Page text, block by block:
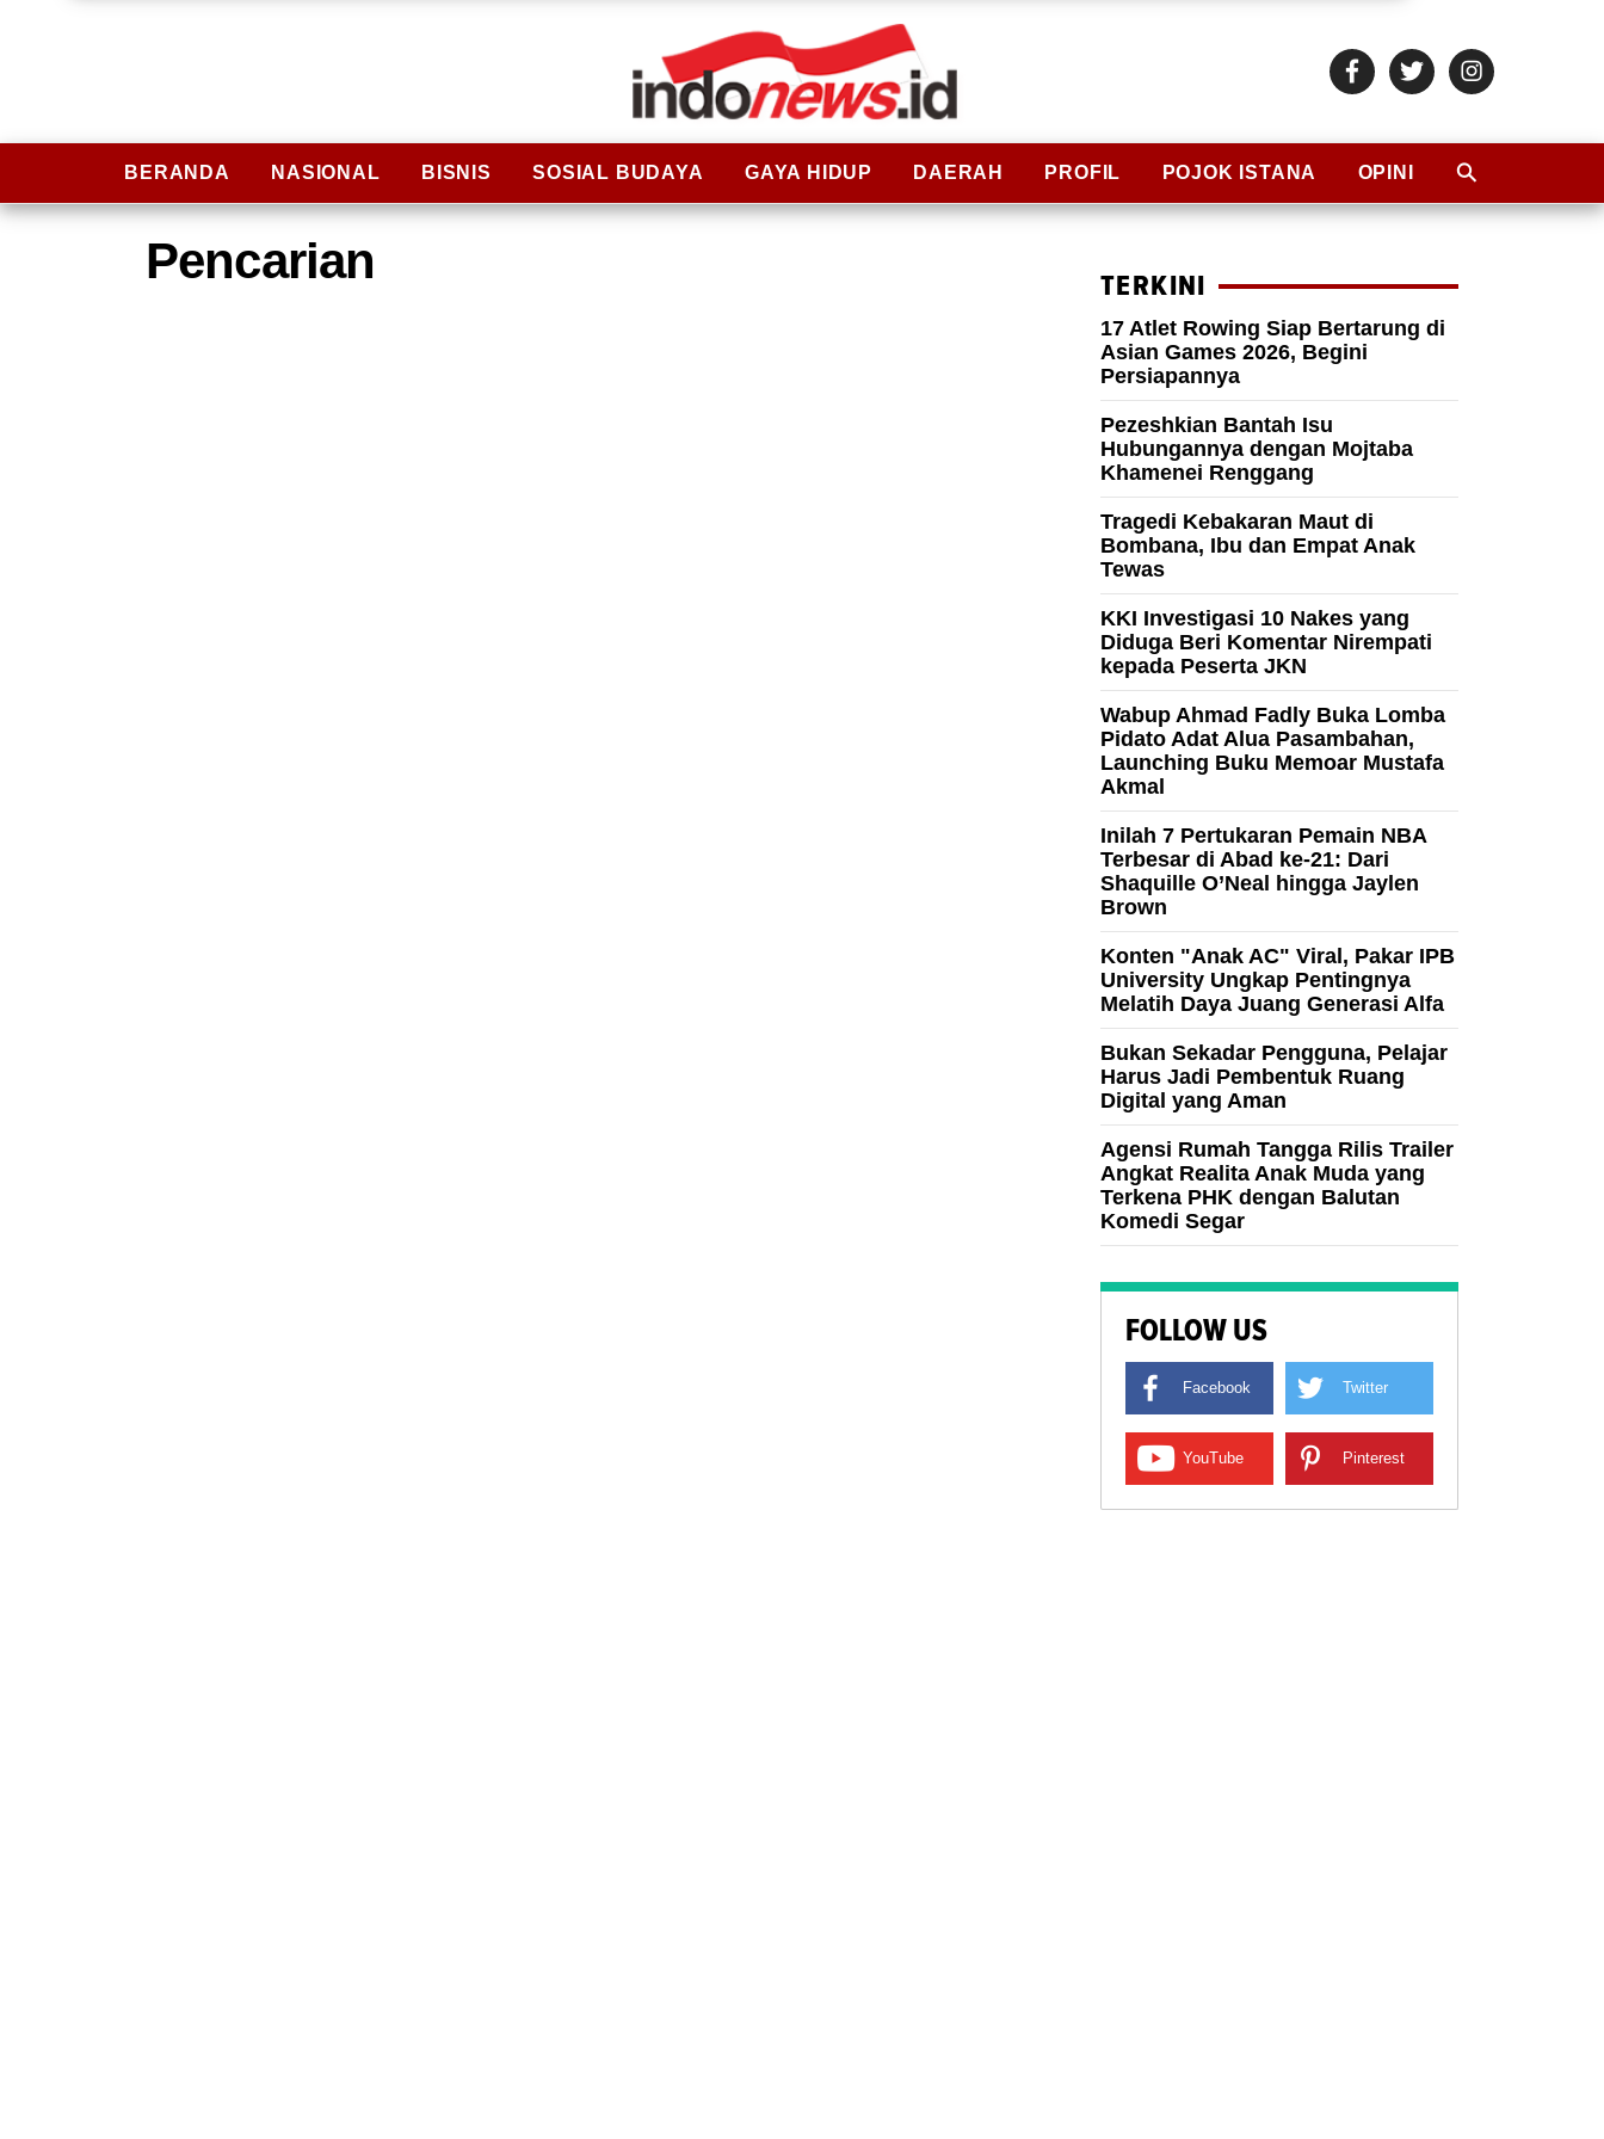
BERANDA NASIONAL BISNIS SOSIAL BUDAYA GAYA HIDUP DAERAH PROFIL POJOK ISTANA OPINI
Pencarian TERKINI
17 Atlet Rowing Siap Bertarung di
Asian Games 2026, Begini
Persiapannya
Pezeshkian Bantah Isu
Hubungannya dengan Mojtaba
Khamenei Renggang
Tragedi Kebakaran Maut di
Bombana, Ibu dan Empat Anak
Tewas
KKI Investigasi 10 Nakes yang
Diduga Beri Komentar Nirempati
kepada Peserta JKN
Wabup Ahmad Fadly Buka Lomba
Pidato Adat Alua Pasambahan,
Launching Buku Memoar Mustafa
Akmal
Inilah 7 Pertukaran Pemain NBA
Terbesar di Abad ke-21: Dari
Shaquille O’Neal hingga Jaylen
Brown
Konten "Anak AC" Viral, Pakar IPB
University Ungkap Pentingnya
Melatih Daya Juang Generasi Alfa
Bukan Sekadar Pengguna, Pelajar
Harus Jadi Pembentuk Ruang
Digital yang Aman
Agensi Rumah Tangga Rilis Trailer
Angkat Realita Anak Muda yang
Terkena PHK dengan Balutan
Komedi Segar
FOLLOW US
Facebook Twitter
YouTube Pinterest